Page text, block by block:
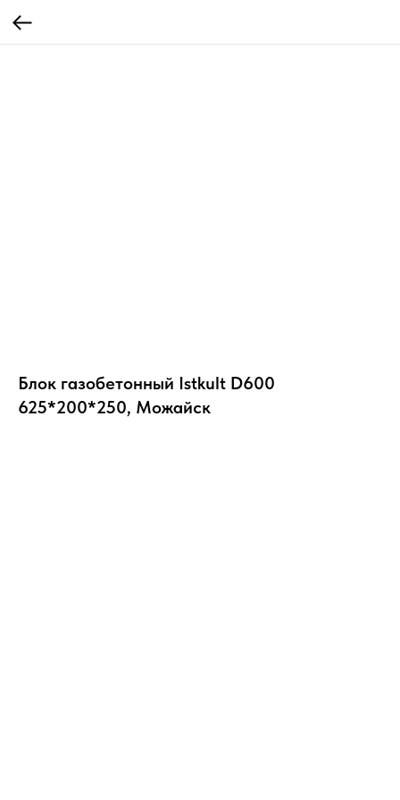
Блок газобетонный Istkult D600
625*200*250, Можайск